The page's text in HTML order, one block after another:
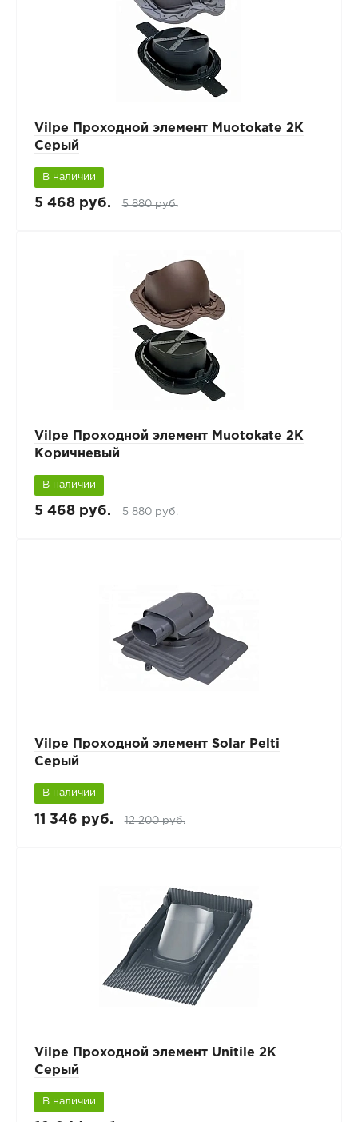
Vilpe Проходной элемент Muotokate 2K
Серый
В наличии
5 468 руб. 5 880 руб.
Vilpe Проходной элемент Muotokate 2K
Коричневый
В наличии
5 468 руб. 5 880 руб.
Vilpe Проходной элемент Solar Pelti
Серый
В наличии
11 346 руб. 12 200 руб.
Vilpe Проходной элемент Unitile 2K
Серый
В наличии